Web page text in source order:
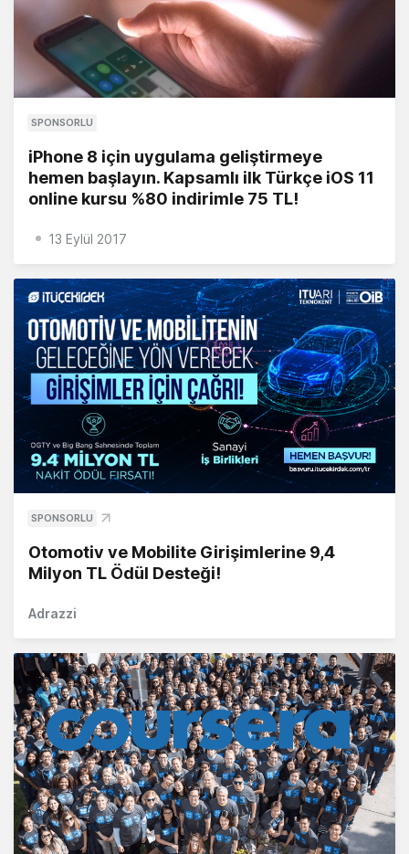
SPONSORLU
iPhone 8 için uygulama geliştirmeye
hemen başlayın. Kapsamlı ilk Türkçe iOS 11
online kursu %80 indirimle 75 TL!
13 Eylül 2017
SPONSORLU
Otomotiv ve Mobilite Girişimlerine 9,4
Milyon TL Ödül Desteği!
Adrazzi